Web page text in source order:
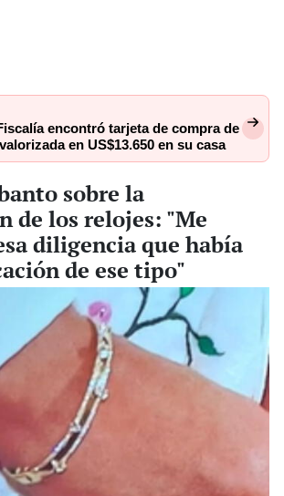
encontró tarjeta de compra de
en US$13.650 en su casa
sobre la
de los relojes: "Me
diligencia que había
de ese tipo"